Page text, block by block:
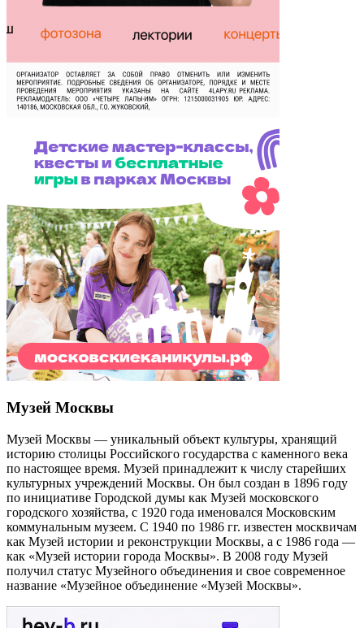
Музей Москвы
Музей Москвы — уникальный объект культуры, хранящий
историю столицы Российского государства с каменного века
по настоящее время. Музей принадлежит к числу старейших
культурных учреждений Москвы. Он был создан в 1896 году
по инициативе Городской думы как Музей московского
городского хозяйства, с 1920 года именовался Московским
коммунальным музеем. С 1940 по 1986 гг. известен москвичам
как Музей истории и реконструкции Москвы, а с 1986 года —
как «Музей истории города Москвы». В 2008 году Музей
получил статус Музейного объединения и свое современное
название «Музейное объединение «Музей Москвы».